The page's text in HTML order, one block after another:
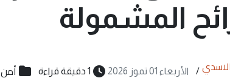
المشمولة
/ الأربعاء 01 تموز 2026 1 دقيقة قراءة